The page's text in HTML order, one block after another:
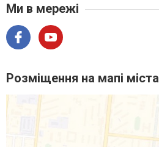
Ми в мережі
Розміщення на мапі міста